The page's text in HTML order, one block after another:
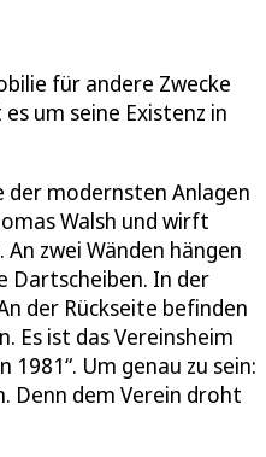
für andere Zwecke
um seine Existenz in
der modernsten Anlagen
Walsh und wirft
zwei Wänden hängen
Dartscheiben. In der
der Rückseite befinden
Es ist das Vereinsheim
1981“. Um genau zu sein:
Denn dem Verein droht